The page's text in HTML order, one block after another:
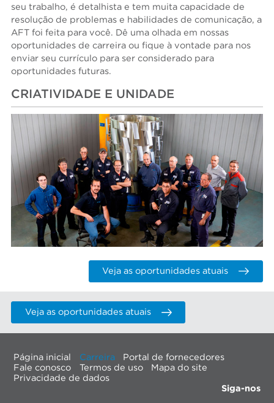
seu trabalho, é detalhista e tem muita capacidade de
resolução de problemas e habilidades de comunicação, a
AFT foi feita para você. Dê uma olhada em nossas
oportunidades de carreira ou fique à vontade para nos
enviar seu currículo para ser considerado para
oportunidades futuras.
CRIATIVIDADE E UNIDADE
Veja as oportunidades atuais
Veja as oportunidades atuais
Página inicial Carreira
Portal de fornecedores
Fale conosco
Termos de uso
Mapa do site
Privacidade de dados
Siga-nos